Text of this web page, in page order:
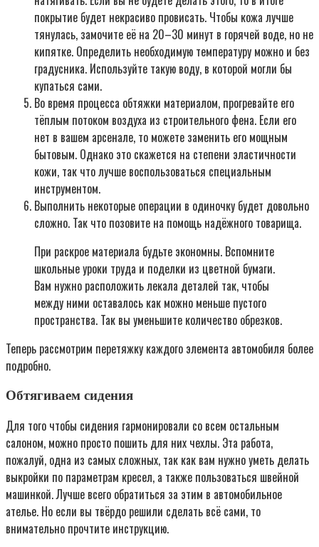
покрытие будет некрасиво провисать. Чтобы кожа лучше
тянулась, замочите её на 20–30 минут в горячей воде, но не
кипятке. Определить необходимую температуру можно и без
градусника. Используйте такую воду, в которой могли бы
купаться сами.
Во время процесса обтяжки материалом, прогревайте его
тёплым потоком воздуха из строительного фена. Если его
нет в вашем арсенале, то можете заменить его мощным
бытовым. Однако это скажется на степени эластичности
кожи, так что лучше воспользоваться специальным
инструментом.
Выполнить некоторые операции в одиночку будет довольно
сложно. Так что позовите на помощь надёжного товарища.
При раскрое материала будьте экономны. Вспомните
школьные уроки труда и поделки из цветной бумаги.
Вам нужно расположить лекала деталей так, чтобы
между ними оставалось как можно меньше пустого
пространства. Так вы уменьшите количество обрезков.
Теперь рассмотрим перетяжку каждого элемента автомобиля более
подробно.
Обтягиваем сидения
Для того чтобы сидения гармонировали со всем остальным
салоном, можно просто пошить для них чехлы. Эта работа,
пожалуй, одна из самых сложных, так как вам нужно уметь делать
выкройки по параметрам кресел, а также пользоваться швейной
машинкой. Лучше всего обратиться за этим в автомобильное
ателье. Но если вы твёрдо решили сделать всё сами, то
внимательно прочтите инструкцию.